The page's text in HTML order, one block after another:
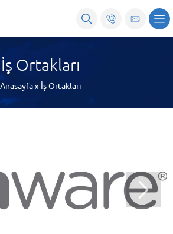
İş Ortakları
Anasayfa» İş Ortakları